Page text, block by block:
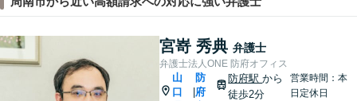
宮嵜 秀典 弁護士
弁護士法人ONE 防府オフィス
山
口
防
府
防府駅から
徒歩2分
営業時間：本
日定休日